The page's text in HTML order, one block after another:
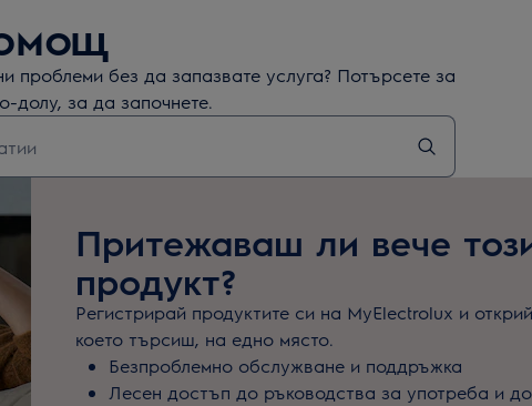
проблеми без да запазвате услуга? Потърсете за
долу, за да започнете.
поддръжка
Притежаваш ли вече
продукт?
Регистрирай продуктите си на MyElectrolux и
което търсиш, на едно място.
Безпроблемно обслужване и поддръжка
Лесен достъп до ръководства за употреба и